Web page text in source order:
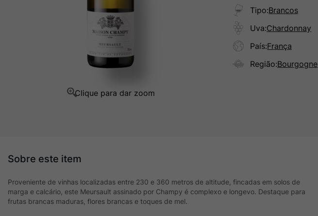
Tipo:Brancos
Uva:Chardonnay
País:França
Região:Bourgogne
Proveniente de vinhas localizadas entre 230 e 360 metros de altitude, fincadas em solos de
marga e calcário, este Meursault assinado por Champy é complexo e longevo. Destaque para
frutas brancas maduras, flores brancas e toques de mel.